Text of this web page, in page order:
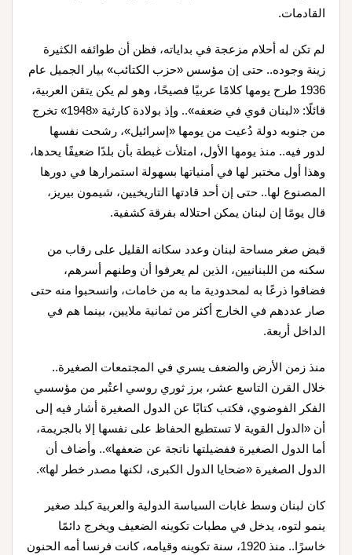
القادمات.
لم تكن له أحلام مزعجة في بداياته، فظن أن طوائفه الكثيرة
زينة وجوده.. حتى إن مؤسس «حزب الكتائب» بيار الجميل عام
1936 طرح يومها كلامًا عربيًا فصيحًا، وهو لم يكن يتقن العربية،
قائلًا: «لبنان قوي في ضعفه».. وإذ بولادة كارثية «1948» تخرج
من جنوبه دولة دُعيت من يومها «إسرائيل»، رشحت نفسها
لدور فيه.. منذ يومها الأول، امتلأت غبطة بأن بلدًا ضعيفًا يحدها،
وهذا أول مختبر لها في أمنياتها بسهولة استمرارها في دورها
المصنوع لها.. حتى إن أحد قادتها التاريخيين، شيمون بيريز،
قال يومًا إن لبنان يمكن احتلاله بفرقة كشفية.
قبض صغر مساحة لبنان وعدد سكانه القليل على رقاب من
سكنه من اللبنانيين، الذين لم يعرفوا أن وطنهم أسرهم،
فضاقوا ذرعًا به لمحدودية ما به من خامات، وانسحبوا منه حتى
صار عددهم في الخارج أكثر من ثمانية ملايين، بينما هم في
الداخل أربعة.
منذ زمن الأرض والضعف يسري في المجتمعات الصغيرة..
خلال القرن التاسع عشر، برز ثوري روسي اعتُبر من مؤسسي
الفكر الفوضوي، فكتب كتابًا عن الدول الصغيرة أشار فيه إلى
أن «الدول القوية لا تستطيع الحفاظ على نفسها إلا بالجريمة،
أما الدول الصغيرة ففضيلتها ناتجة عن ضعفها».. وأضاف أن
الدول الصغيرة «ضحايا الدول الكبرى، لكنها مصدر خطر لها».
كان لبنان وسط غابات السياسة الدولية والعربية كبلد صغير
ينمو لتوه، يدخل في مطبات تكوينه الضعيف ويخرج دائمًا
خاسرًا.. منذ 1920، سنة تكوينه وقيامه، كانت فرنسا أمه الحنون